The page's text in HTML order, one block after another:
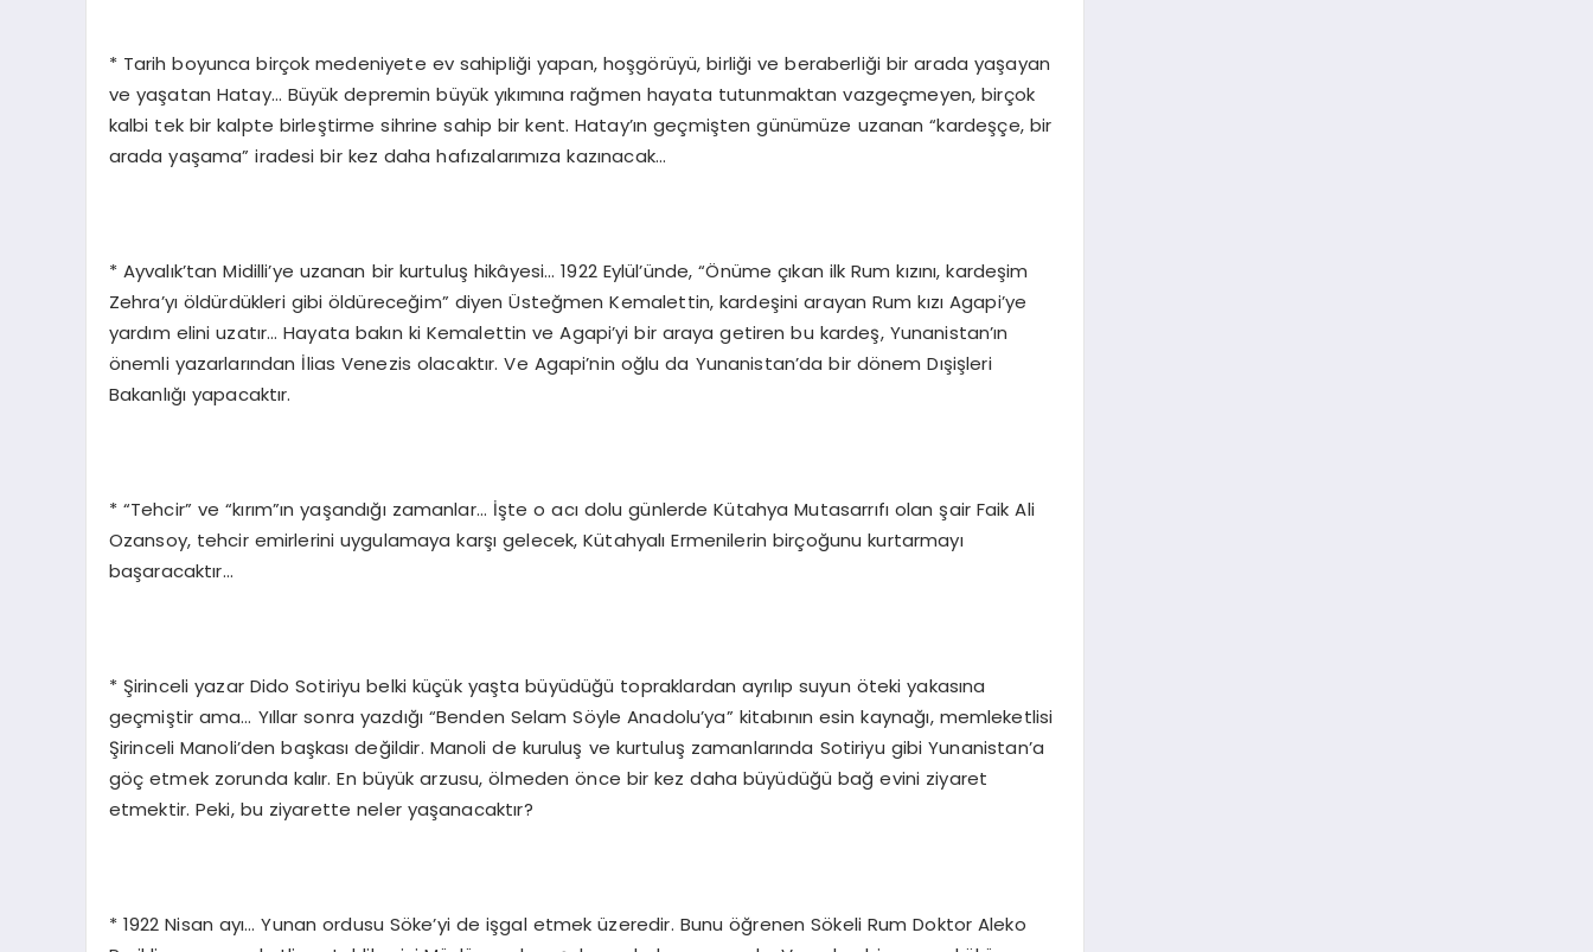
* Tarih boyunca birçok medeniyete ev sahipliği yapan, hoşgörüyü, birliği ve beraberliği bir arada yaşayan
ve yaşatan Hatay… Büyük depremin büyük yıkımına rağmen hayata tutunmaktan vazgeçmeyen, birçok
kalbi tek bir kalpte birleştirme sihrine sahip bir kent. Hatay’ın geçmişten günümüze uzanan “kardeşçe, bir
arada yaşama” iradesi bir kez daha hafızalarımıza kazınacak…
* Ayvalık’tan Midilli’ye uzanan bir kurtuluş hikâyesi… 1922 Eylül’ünde, “Önüme çıkan ilk Rum kızını, kardeşim
Zehra’yı öldürdükleri gibi öldüreceğim” diyen Üsteğmen Kemalettin, kardeşini arayan Rum kızı Agapi’ye
yardım elini uzatır… Hayata bakın ki Kemalettin ve Agapi’yi bir araya getiren bu kardeş, Yunanistan’ın
önemli yazarlarından İlias Venezis olacaktır. Ve Agapi’nin oğlu da Yunanistan’da bir dönem Dışişleri
Bakanlığı yapacaktır.
* “Tehcir” ve “kırım”ın yaşandığı zamanlar… İşte o acı dolu günlerde Kütahya Mutasarrıfı olan şair Faik Ali
Ozansoy, tehcir emirlerini uygulamaya karşı gelecek, Kütahyalı Ermenilerin birçoğunu kurtarmayı
başaracaktır…
* Şirinceli yazar Dido Sotiriyu belki küçük yaşta büyüdüğü topraklardan ayrılıp suyun öteki yakasına
geçmiştir ama… Yıllar sonra yazdığı “Benden Selam Söyle Anadolu’ya” kitabının esin kaynağı, memleketlisi
Şirinceli Manoli’den başkası değildir. Manoli de kuruluş ve kurtuluş zamanlarında Sotiriyu gibi Yunanistan’a
göç etmek zorunda kalır. En büyük arzusu, ölmeden önce bir kez daha büyüdüğü bağ evini ziyaret
etmektir. Peki, bu ziyarette neler yaşanacaktır?
* 1922 Nisan ayı… Yunan ordusu Söke’yi de işgal etmek üzeredir. Bunu öğrenen Sökeli Rum Doktor Aleko